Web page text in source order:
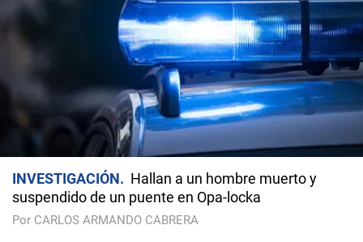
INVESTIGACIÓN
Hallan a un hombre muerto y
suspendido de un puente en Opa-locka
Por CARLOS ARMANDO CABRERA